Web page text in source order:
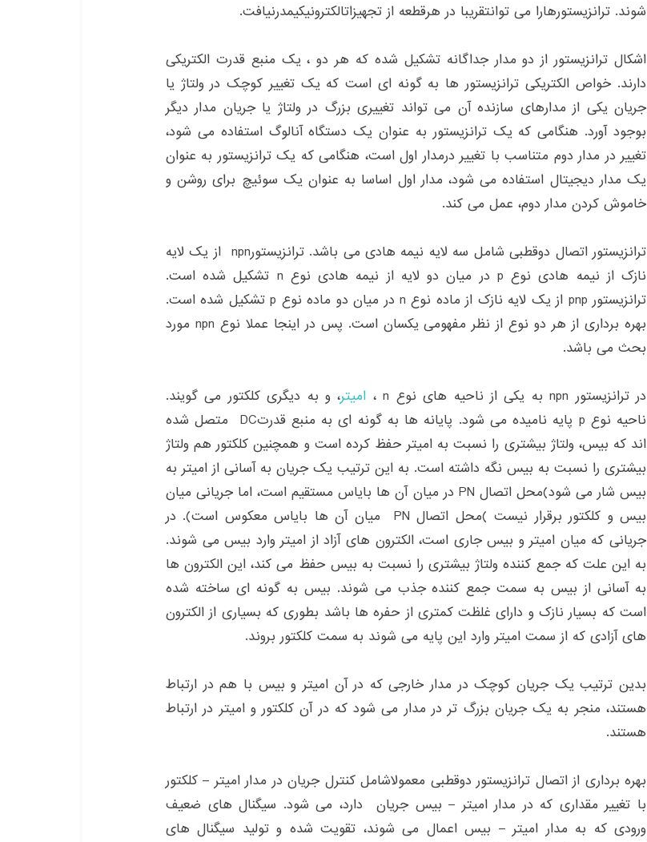
شوند. ترانزیستورهارا می توانتقریبا در هرقطعه از تجهیزاتالکترونیکیمدرنیافت.
اشکال ترانزیستور از دو مدار جداگانه تشکیل شده که هر دو ، یک منبع قدرت الکتریکی
دارند. خواص الکتریکی ترانزیستور ها به گونه ای است که یک تغییر کوچک در ولتاژ یا
جریان یکی از مدارهای سازنده آن می تواند تغییری بزرگ در ولتاژ یا جریان مدار دیگر
بوجود آورد. هنگامی که یک ترانزیستور به عنوان یک دستگاه آنالوگ استفاده می شود،
تغییر در مدار دوم متناسب با تغییر درمدار اول است، هنگامی که یک ترانزیستور به عنوان
یک مدار دیجیتال استفاده می شود، مدار اول اساسا به عنوان یک سوئیچ برای روشن و
خاموش کردن مدار دوم، عمل می کند.
ترانزیستور اتصال دوقطبی شامل سه لایه نیمه هادی می باشد. ترانزیستورnpn از یک لایه
نازک از نیمه هادی نوع p در میان دو لایه از نیمه هادی نوع n تشکیل شده است.
ترانزیستور pnp از یک لایه نازک از ماده نوع n در میان دو ماده نوع p تشکیل شده است.
بهره برداری از هر دو نوع از نظر مفهومی یکسان است. پس در اینجا عملا نوع npn مورد
بحث می باشد.
در ترانزیستور npn به یکی از ناحیه های نوع n ، امیتر، و به دیگری کلکتور می گویند.
ناحیه نوع p پایه نامیده می شود. پایانه ها به گونه ای به منبع قدرتDC متصل شده
اند که بیس، ولتاژ بیشتری را نسبت به امیتر حفظ کرده است و همچنین کلکتور هم ولتاژ
بیشتری را نسبت به بیس نگه داشته است. به این ترتیب یک جریان به آسانی از امیتر به
بیس شار می شود)محل اتصال PN در میان آن ها بایاس مستقیم است، اما جریانی میان
بیس و کلکتور برقرار نیست )محل اتصال PN میان آن ها بایاس معکوس است). در
جریانی که میان امیتر و بیس جاری است، الکترون های آزاد از امیتر وارد بیس می شوند.
به این علت که جمع کننده ولتاژ بیشتری را نسبت به بیس حفظ می کند، این الکترون ها
به آسانی از بیس به سمت جمع کننده جذب می شوند. بیس به گونه ای ساخته شده
است که بسیار نازک و دارای غلظت کمتری از حفره ها باشد بطوری که بسیاری از الکترون
های آزادی که از سمت امیتر وارد این پایه می شوند به سمت کلکتور بروند.
بدین ترتیب یک جریان کوچک در مدار خارجی که در آن امیتر و بیس با هم در ارتباط
هستند، منجر به یک جریان بزرگ تر در مدار می شود که در آن کلکتور و امیتر در ارتباط
هستند.
بهره برداری از اتصال ترانزیستور دوقطبی معمولاشامل کنترل جریان در مدار امیتر – کلکتور
با تغییر مقداری که در مدار امیتر – بیس جریان دارد، می شود. سیگنال های ضعیف
ورودی که به مدار امیتر – بیس اعمال می شوند، تقویت شده و تولید سیگنال های